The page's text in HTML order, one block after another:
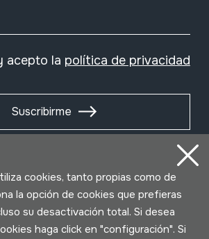
acepto la política de privacidad
Suscribirme
cookies, tanto propias como de
la opción de cookies que prefieras
su desactivación total. Si desea
haga click en "configuración". Si